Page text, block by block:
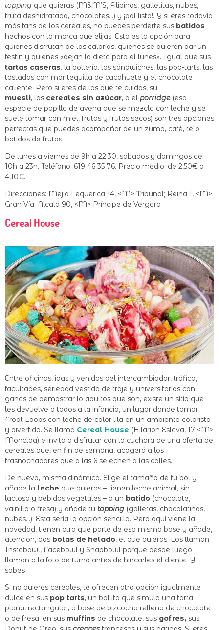
topping que quieras (M&M’S, Filipinos, galletitas, nubes,
fruta deshidratada, chocolates…) y ¡bol listo!. Y si eres todavía
más fans de los cereales, no puedes perderte sus batidos
hechos con la marca que elijas. Esta es la opción para
quienes disfrutan de las calorías, quienes se quieren dar un
festín y quienes «dejan la dieta para el lunes». Igual que sus
tartas caseras, la bollería, los sándwiches, las pop-tarts, las
tostadas con mantequilla de cacahuete y el chocolate
caliente. Pero si eres de los que te cuidas, su
muesli, los cereales sin azúcar, o el porridge (esa
especie de papilla de avena que se mezcla con leche y se
suele tomar con miel, frutas y frutos secos) son tres opciones
perfectas que puedes acompañar de un zumo, café, té o
batidos de frutas.
De lunes a viernes de 9h a 22:30, sábados y domingos de
10h a 23h. Teléfono: 619 46 35 76. Precio medio: de 2,50€ a
4,10€.
Direcciones: Mejia Lequerica 14, <M> Tribunal; Reina 1, <M>
Gran Vía; Alcalá 90, <M> Príncipe de Vergara
Cereal House
Entre oficinas, idas y venidas del intercambiador, tráfico,
facultades, seriedad vestida de traje y universitarios con
ganas de demostrar lo adultos que son, existe un sitio que
les devuelve a todos a la infancia, un lugar donde tomar
Froot Loops con leche de color lila en un ambiente colorista
y divertido. Se llama Cereal House (Hilarión Eslava, 17 <M>
Moncloa) e invita a disfrutar con la cuchara de una oferta de
cereales que, en fin de semana, acogerá a los
trasnochadores que a las 6 se echen a las calles.
De nuevo, misma dinámica. Elige el tamaño de tu bol y
añade la leche que quieras – tienen leche animal, sin
lactosa y bebidas vegetales – o un batido (chocolate,
vainilla o fresa) y añade tu topping (galletas, chocolatinas,
nubes…). Esta sería la opción sencilla. Pero aquí viene la
novedad, tienen otra que parte de esa misma base y añade,
atención, dos bolas de helado, el que quieras. Los llaman
Instabowl, Facebowl y Snapbowl porque desde luego
llaman a la foto de turno antes de hincarles el diente. Y
sabes
Si no quieres cereales, te ofrecen otra opción igualmente
dulce en sus pop tarts, un bollito que simula una tarta
plana, rectangular, a base de bizcocho relleno de chocolate
o de fresa; en sus muffins de chocolate, sus gofres, sus